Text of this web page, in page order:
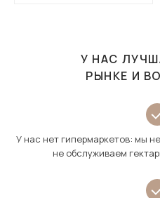
У НАС
РЫНКЕ И
У нас нет гипермаркетов: мы
не обслуживаем